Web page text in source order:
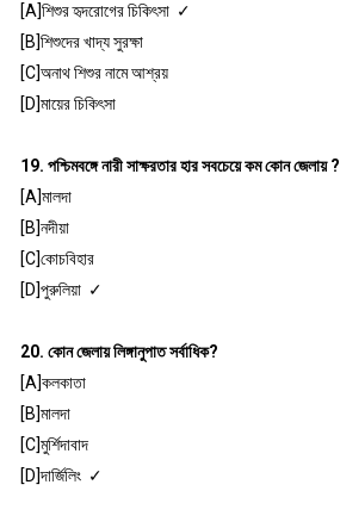
[A]শিশুর হৃদরোগের চিকিৎসা ✓
[B]শিশুদের খাদ্য সুরক্ষা
[C]অনাথ শিশুর নামে আশ্রয়
[D]মায়ের চিকিৎসা
19. পশ্চিমবঙ্গে নারী সাক্ষরতার হার সবচেয়ে কম কোন জেলায় ?
[A]মালদা
[B]নদীয়া
[C]কোচবিহার
[D]পুরুলিয়া ✓
20. কোন জেলায় লিঙ্গানুপাত সর্বাধিক?
[A]কলকাতা
[B]মালদা
[C]মুর্শিদাবাদ
[D]দার্জিলিং ✓